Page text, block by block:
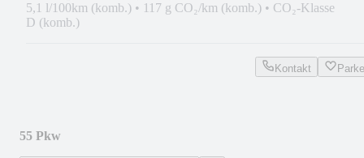
5,1 l/100km (komb.) • 117 g CO₂/km (komb.) • CO₂-Klasse
D (komb.)
Kontakt
55 Pkw